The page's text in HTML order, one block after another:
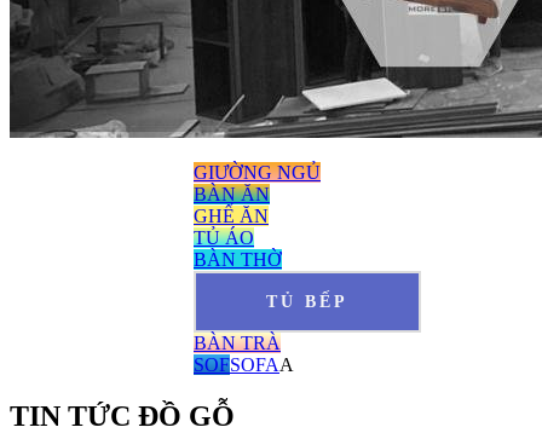
GIƯỜNG NGỦ
BÀN ĂN
GHẾ ĂN
TỦ ÁO
BÀN THỜ
TỦ BẾP
BÀN TRÀ
SOFSOFAA
TIN TỨC ĐỒ GỖ